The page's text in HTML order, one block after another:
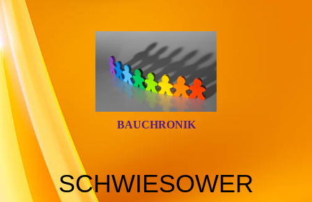
BAUCHRONIK
SCHWIESOWER